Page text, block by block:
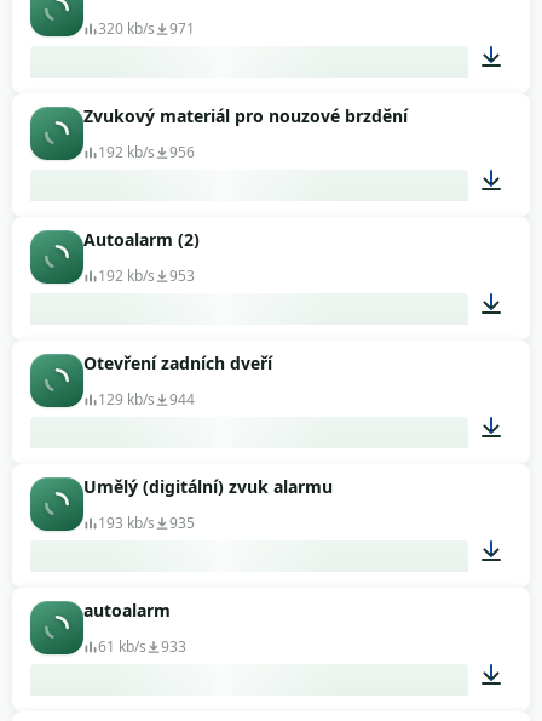
320 kb/s 971
Zvukový materiál pro nouzové brzdění
192 kb/s 956
Autoalarm (2)
192 kb/s 953
Otevření zadních dveří
129 kb/s 944
Umělý (digitální) zvuk alarmu
193 kb/s 935
autoalarm
61 kb/s 933